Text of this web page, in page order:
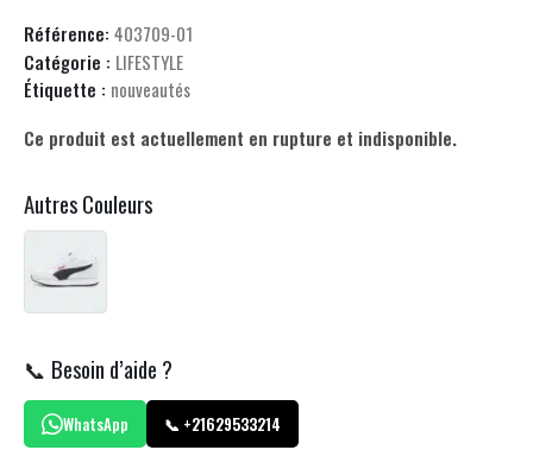
Référence: 403709-01
Catégorie : LIFESTYLE
Étiquette : nouveautés
Ce produit est actuellement en rupture et indisponible.
Autres Couleurs
📞 Besoin d’aide ?
WhatsApp 📞 +21629533214